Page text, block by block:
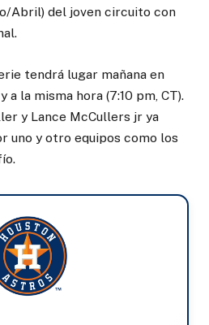
Abril) del joven circuito con
tendrá lugar mañana en
la misma hora (7:10 pm, CT).
y Lance McCullers jr ya
uno y otro equipos como los